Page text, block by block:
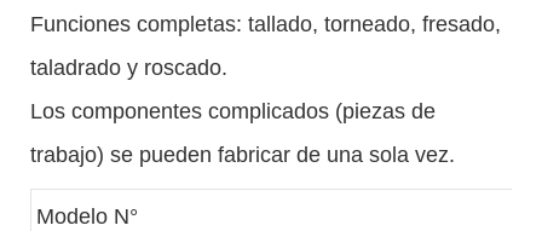
Funciones completas: tallado, torneado, fresado,
taladrado y roscado.
Los componentes complicados (piezas de
trabajo) se pueden fabricar de una sola vez.
Modelo N°